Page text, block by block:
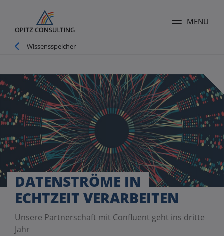
Menü
MENÜ
Pfadnavigation
Wissensspeicher
DATENSTRÖME IN
ECHTZEIT VERARBEITEN
Unsere Partnerschaft mit Confluent geht ins dritte
Jahr